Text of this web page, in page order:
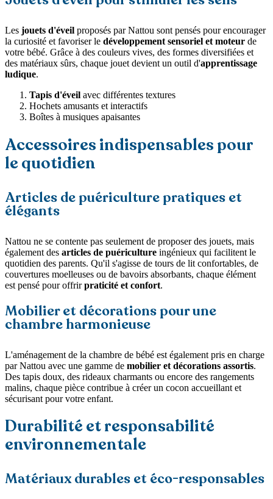
Les jouets d'éveil proposés par Nattou sont pensés pour encourager
la curiosité et favoriser le développement sensoriel et moteur de
votre bébé. Grâce à des couleurs vives, des formes diversifiées et
des matériaux sûrs, chaque jouet devient un outil d'apprentissage
ludique.
Tapis d'éveil avec différentes textures
Hochets amusants et interactifs
Boîtes à musiques apaisantes
Accessoires indispensables pour
le quotidien
Articles de puériculture pratiques et
élégants
Nattou ne se contente pas seulement de proposer des jouets, mais
également des articles de puériculture ingénieux qui facilitent le
quotidien des parents. Qu'il s'agisse de tours de lit confortables, de
couvertures moelleuses ou de bavoirs absorbants, chaque élément
est pensé pour offrirpraticité et confort.
Mobilier et décorations pour une
chambre harmonieuse
L'aménagement de la chambre de bébé est également pris en charge
par Nattou avec une gamme de mobilier et décorations assortis.
Des tapis doux, des rideaux charmants ou encore des rangements
malins, chaque pièce contribue à créer un cocon accueillant et
sécurisant pour votre enfant.
Durabilité et responsabilité
environnementale
Matériaux durables et éco-responsables